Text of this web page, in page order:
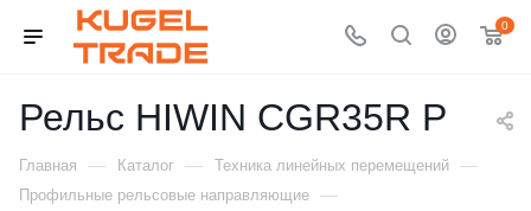
0
Рельс HIWIN CGR35R P
Главная — Каталог — Техника линейных перемещений —
Профильные рельсовые направляющие —